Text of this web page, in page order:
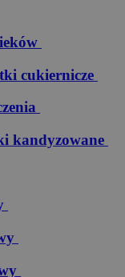
cukiernicze
kandyzowane